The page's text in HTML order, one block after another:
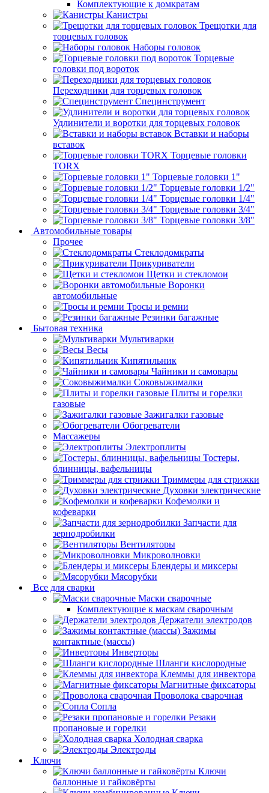
Комплектующие к домкратам
Канистры
Трещотки для
торцевых головок
Наборы головок
Торцевые
головки под вороток
Переходники для торцевых головок
Специнструмент
Удлинители и воротки для торцевых головок
Вставки и наборы
вставок
Торцевые головки
TORX
Торцевые головки 1"
Торцевые головки 1/2"
Торцевые головки 1/4"
Торцевые головки 3/4"
Торцевые головки 3/8"
Автомобильные товары
Прочее
Стеклодомкраты
Прикуриватели
Щетки и стекломои
Воронки
автомобильные
Тросы и ремни
Резинки багажные
Бытовая техника
Мультиварки
Весы
Кипятильник
Чайники и самовары
Соковыжималки
Плиты и горелки
газовые
Зажигалки газовые
Обогреватели
Массажеры
Электроплиты
Тостеры,
блинницы, вафельницы
Триммеры для стрижки
Духовки электрические
Кофемолки и
кофеварки
Запчасти для
зернодробилки
Вентиляторы
Микроволновки
Блендеры и миксеры
Мясорубки
Все для сварки
Маски сварочные
Комплектующие к маскам сварочным
Держатели электродов
Зажимы
контактные (массы)
Инверторы
Шланги кислородные
Клеммы для инвектора
Магнитные фиксаторы
Проволока сварочная
Сопла
Резаки
пропановые и горелки
Холодная сварка
Электроды
Ключи
Ключи
баллонные и гайковёрты